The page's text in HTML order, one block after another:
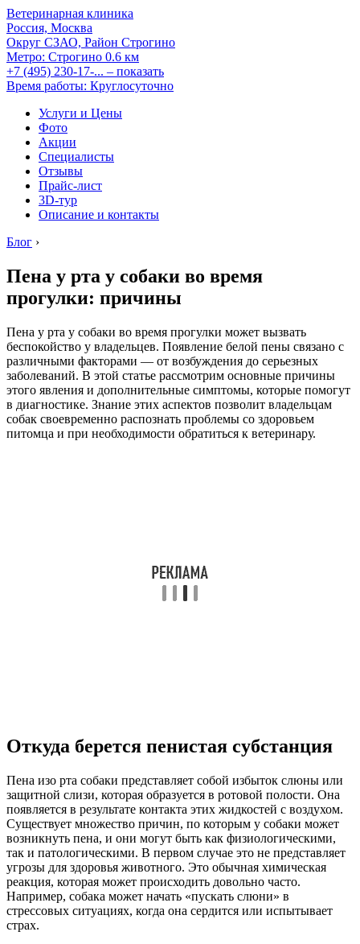
Ветеринарная клиника
Россия, Москва
Округ СЗАО, Район Строгино
Метро: Строгино 0.6 км
+7 (495) 230-17-... – показать
Время работы: Круглосуточно
Услуги и Цены
Фото
Акции
Специалисты
Отзывы
Прайс-лист
3D-тур
Описание и контакты
Блог ›
Пена у рта у собаки во время
прогулки: причины
Пена у рта у собаки во время прогулки может вызвать
беспокойство у владельцев. Появление белой пены связано с
различными факторами — от возбуждения до серьезных
заболеваний. В этой статье рассмотрим основные причины
этого явления и дополнительные симптомы, которые помогут
в диагностике. Знание этих аспектов позволит владельцам
собак своевременно распознать проблемы со здоровьем
питомца и при необходимости обратиться к ветеринару.
Откуда берется пенистая субстанция
Пена изо рта собаки представляет собой избыток слюны или
защитной слизи, которая образуется в ротовой полости. Она
появляется в результате контакта этих жидкостей с воздухом.
Существует множество причин, по которым у собаки может
возникнуть пена, и они могут быть как физиологическими,
так и патологическими. В первом случае это не представляет
угрозы для здоровья животного. Это обычная химическая
реакция, которая может происходить довольно часто.
Например, собака может начать «пускать слюни» в
стрессовых ситуациях, когда она сердится или испытывает
страх.